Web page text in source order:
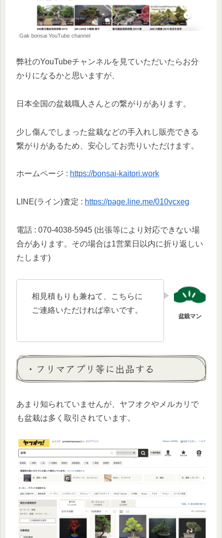
Gak bonsai YouTube channel
弊社のYouTubeチャンネルを見ていただいたらお分
かりになるかと思いますが、
日本全国の盆栽職人さんとの繋がりがあります。
少し傷んでしまった盆栽などの手入れし販売できる
繋がりがあるため、安心してお売りいただけます。
ホームページ : https://bonsai-kaitori.work
LINE(ライン)査定 : https://page.line.me/010vcxeg
電話 : 070-4038-5945 (出張等により対応できない場
合があります。その場合は1営業日以内に折り返しい
たします)
相見積もりも兼ねて、こちらに
ご連絡いただければ幸いです。
・フリマアプリ等に出品する
あまり知られていませんが、ヤフオクやメルカリで
も盆栽は多く取引されています。